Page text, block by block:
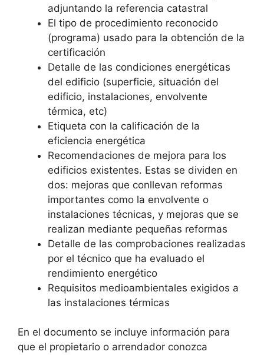
adjuntando la referencia catastral
El tipo de procedimiento reconocido
(programa) usado para la obtención de la
certificación
Detalle de las condiciones energéticas
del edificio (superficie, situación del
edificio, instalaciones, envolvente
térmica, etc)
Etiqueta con la calificación de la
eficiencia energética
Recomendaciones de mejora para los
edificios existentes. Estas se dividen en
dos: mejoras que conllevan reformas
importantes como la envolvente o
instalaciones técnicas, y mejoras que se
realizan mediante pequeñas reformas
Detalle de las comprobaciones realizadas
por el técnico que ha evaluado el
rendimiento energético
Requisitos medioambientales exigidos a
las instalaciones térmicas
En el documento se incluye información para
que el propietario o arrendador conozca